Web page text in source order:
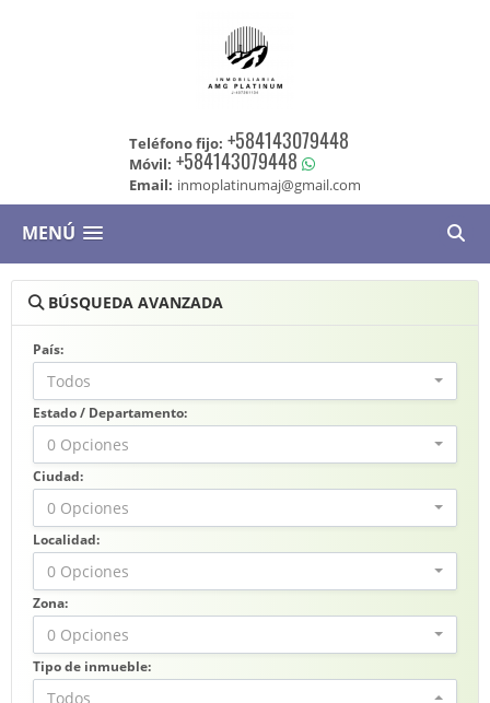
Teléfono fijo: +584143079448
Móvil: +584143079448
Email: inmoplatinumaj@gmail.com
MENÚ
BÚSQUEDA AVANZADA
País:
Todos
Estado / Departamento:
0 Opciones
Ciudad:
0 Opciones
Localidad:
0 Opciones
Zona:
0 Opciones
Tipo de inmueble:
Todos